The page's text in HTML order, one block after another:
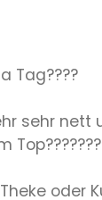
Tag????
sehr nett
oder